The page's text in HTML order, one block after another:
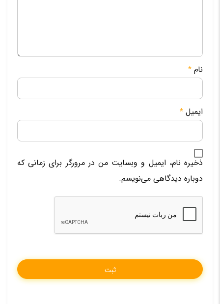
نام *
ایمیل *
ذخیره نام، ایمیل و وبسایت من در مرورگر برای زمانی که
دوباره دیدگاهی می‌نویسم.